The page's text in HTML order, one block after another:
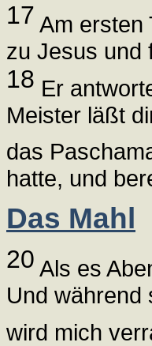
17 Am ersten
zu Jesus und
18 Er
Meister läßt
das
hatte, und
Das Mahl
20 Als es
Und während
wird mich